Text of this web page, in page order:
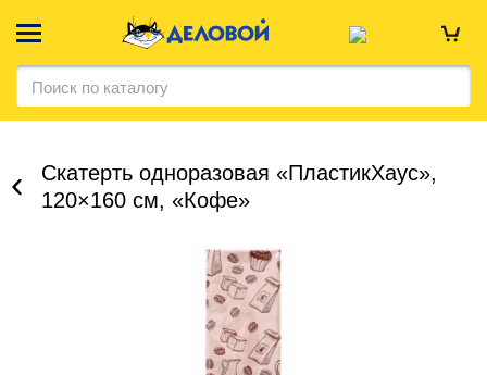
Скатерть одноразовая «ПластикХаус»,
120×160 см, «Кофе»